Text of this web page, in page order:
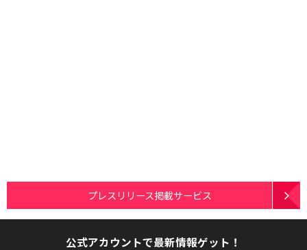
プレスリリース掲載サービス
公式アカウントで最新情報ゲット！